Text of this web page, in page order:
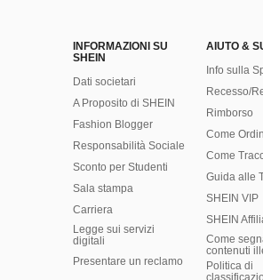
INFORMAZIONI SU
SHEIN
Dati societari
A Proposito di SHEIN
Fashion Blogger
Responsabilità Sociale
Sconto per Studenti
Sala stampa
Carriera
Legge sui servizi
digitali
Presentare un reclamo
AIUTO &
Info sulla
Recesso/
Rimborso
Come
Come
Guida alle
SHEIN VIP
SHEIN
Come
contenuti
Politica di